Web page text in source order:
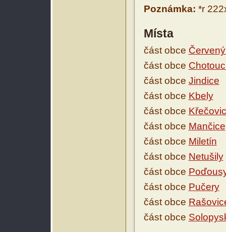
Poznámka: *r
Místa
část obce
část obce
část obce Jindice
část obce Kbely
část obce
část obce Mančice
část obce Miletín
část obce Netušily
část obce
část obce Pučery
část obce
část obce